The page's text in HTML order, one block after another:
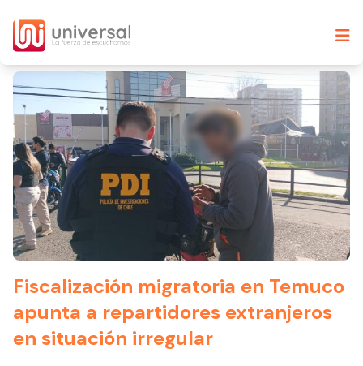
Fiscalización migratoria en Temuco
apunta a repartidores extranjeros
en situación irregular